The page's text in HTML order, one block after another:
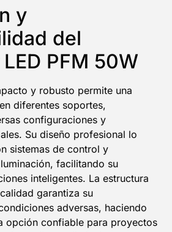
y
del
PFM 50W
y robusto permite una
diferentes soportes,
configuraciones y
Su diseño profesional lo
sistemas de control y
facilitando su
inteligentes. La estructura
garantiza su
adversas, haciendo
opción confiable para proyectos